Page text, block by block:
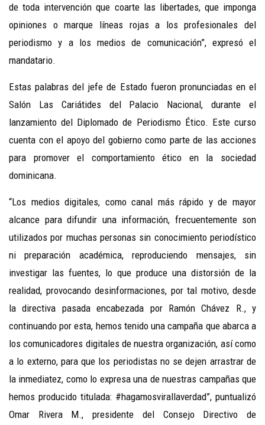
de toda intervención que coarte las libertades, que imponga
opiniones o marque líneas rojas a los profesionales del
periodismo y a los medios de comunicación”, expresó el
mandatario.
Estas palabras del jefe de Estado fueron pronunciadas en el
Salón Las Cariátides del Palacio Nacional, durante el
lanzamiento del Diplomado de Periodismo Ético. Este curso
cuenta con el apoyo del gobierno como parte de las acciones
para promover el comportamiento ético en la sociedad
dominicana.
“Los medios digitales, como canal más rápido y de mayor
alcance para difundir una información, frecuentemente son
utilizados por muchas personas sin conocimiento periodístico
ni preparación académica, reproduciendo mensajes, sin
investigar las fuentes, lo que produce una distorsión de la
realidad, provocando desinformaciones, por tal motivo, desde
la directiva pasada encabezada por Ramón Chávez R., y
continuando por esta, hemos tenido una campaña que abarca a
los comunicadores digitales de nuestra organización, así como
a lo externo, para que los periodistas no se dejen arrastrar de
la inmediatez, como lo expresa una de nuestras campañas que
hemos producido titulada: #hagamosvirallaverdad”, puntualizó
Omar Rivera M., presidente del Consejo Directivo de